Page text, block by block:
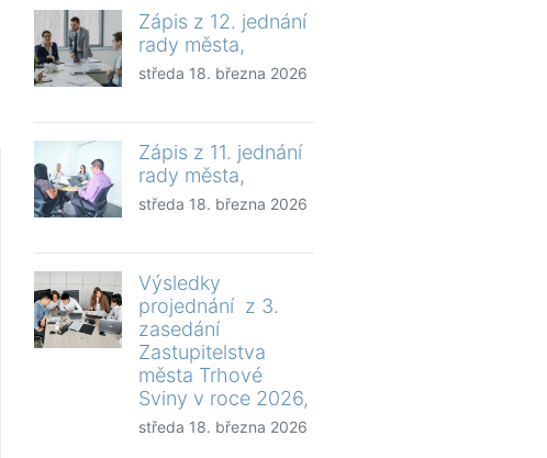
Zápis z 12. jednání
rady města,
středa 18. března 2026
Zápis z 11. jednání
rady města,
středa 18. března 2026
Výsledky
projednání z 3.
zasedání
Zastupitelstva
města Trhové
Sviny v roce 2026,
středa 18. března 2026